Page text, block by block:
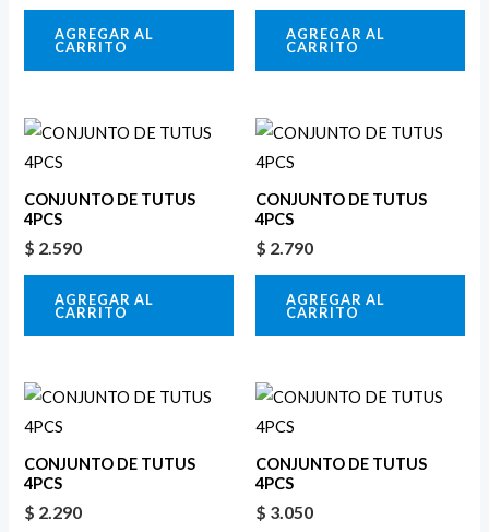
AGREGAR AL
CARRITO
AGREGAR AL
CARRITO
CONJUNTO DE TUTUS
4PCS
$ 2.590
AGREGAR AL
CARRITO
CONJUNTO DE TUTUS
4PCS
$ 2.790
AGREGAR AL
CARRITO
CONJUNTO DE TUTUS
4PCS
$ 2.290
CONJUNTO DE TUTUS
4PCS
$ 3.050